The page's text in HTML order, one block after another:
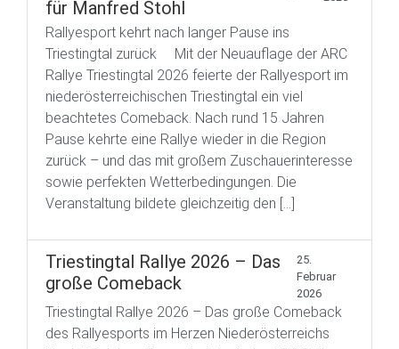
für Manfred Stohl
Rallyesport kehrt nach langer Pause ins
Triestingtal zurück Mit der Neuauflage der ARC
Rallye Triestingtal 2026 feierte der Rallyesport im
niederösterreichischen Triestingtal ein viel
beachtetes Comeback. Nach rund 15 Jahren
Pause kehrte eine Rallye wieder in die Region
zurück – und das mit großem Zuschauerinteresse
sowie perfekten Wetterbedingungen. Die
Veranstaltung bildete gleichzeitig den […]
Triestingtal Rallye 2026 – Das
große Comeback
25.
Februar
2026
Triestingtal Rallye 2026 – Das große Comeback
des Rallyesports im Herzen Niederösterreichs